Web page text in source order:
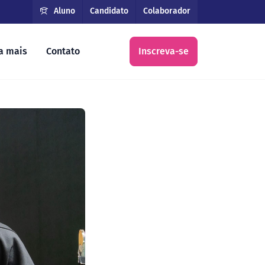
Aluno Candidato Colaborador
mais Contato Inscreva-se